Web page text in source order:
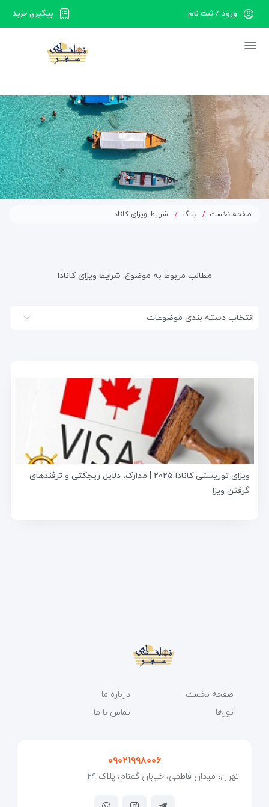
در حال حاضر ارتباط با سرور قطع می باشد لطفا
پیگیری خرید ورود / ثبت نام
صفحه نخست بلاگ شرایط ویزای کانادا
مطالب مربوط به موضوع: شرایط ویزای کانادا
انتخاب دسته بندی موضوعات
ویزای توریستی کانادا ۲۰۲۵ | مدارک، دلایل ریجکتی و ترفندهای
گرفتن ویزا
صفحه نخست
تورها
درباره ما
تماس با ما
۰۹۰۲۱۹۹۸۰۰۶
تهران، میدان فاطمی، خیابان گمنام، پلاک ۲۹